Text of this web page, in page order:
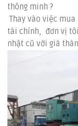
thông minh ?
Thay vào việc
tài chính, đơn vị
nhật cũ với giá